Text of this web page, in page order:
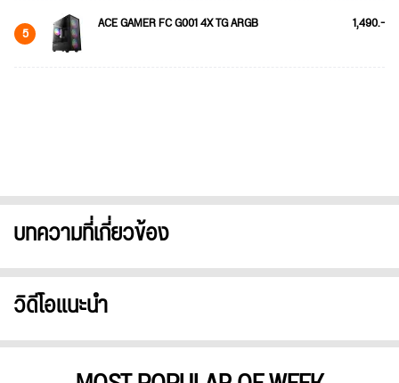
5 ACE GAMER FC G001 4X TG ARGB 1,490.-
บทความที่เกี่ยวข้อง
วิดีโอแนะนำ